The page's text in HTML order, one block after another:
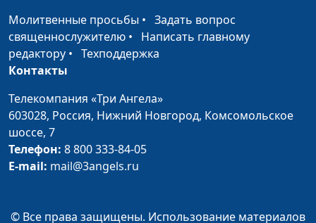
Зрелый христианин -
каким он должен быть?
Валерий Малышев,
Андрей Довгель,
библейский взгляд на
современную семью
священнослужитель
Не играй с Богом в
прятки
Может ли
Молитвенные просьбы • Задать вопрос
священнослужителю • Написать главному
редактору • Техподдержка
Контакты
Телекомпания «Три Ангела»
603028, Россия, Нижний Новгород, Комсомольское
шоссе, 7
Телефон: 8 800 333-84-05
E-mail: mail@3angels.ru
© Все права защищены. Использование материалов